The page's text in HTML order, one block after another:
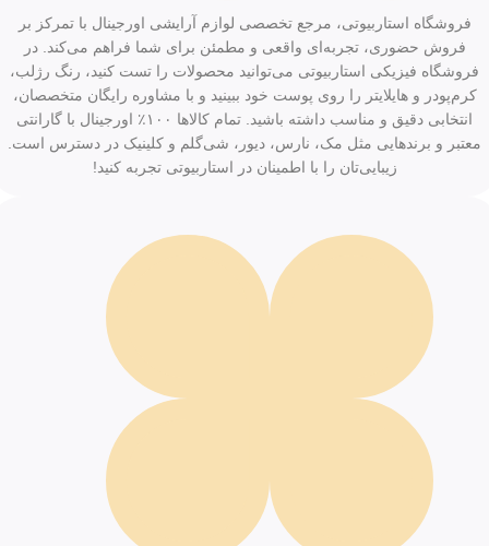
فروشگاه استاربیوتی، مرجع تخصصی لوازم آرایشی اورجینال با تمرکز بر
فروش حضوری، تجربه‌ای واقعی و مطمئن برای شما فراهم می‌کند. در
فروشگاه فیزیکی استاربیوتی می‌توانید محصولات را تست کنید، رنگ رژلب،
کرم‌پودر و هایلایتر را روی پوست خود ببینید و با مشاوره رایگان متخصصان،
انتخابی دقیق و مناسب داشته باشید. تمام کالاها ۱۰۰٪ اورجینال با گارانتی
معتبر و برندهایی مثل مک، نارس، دیور، شی‌گلم و کلینیک در دسترس است.
زیبایی‌تان را با اطمینان در استاربیوتی تجربه کنید!